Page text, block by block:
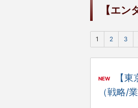
【エ
1 2 3
NEW
【
（戦略/